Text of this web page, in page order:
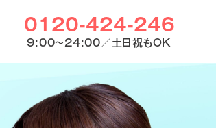
0120-424-246
9:00〜24:00／土日祝もOK